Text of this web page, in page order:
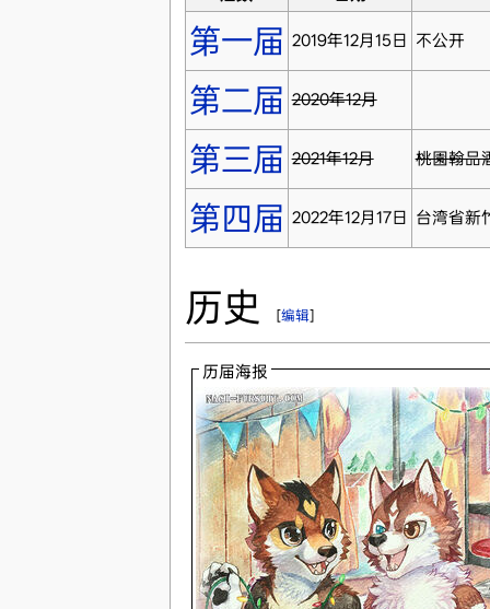
第一届 2019年12月15日 不公开
第二届 2020年12月
第三届 2021年12月 桃園翰品
第四届 2022年12月17日 台湾省新
历史 [编辑]
历届海报